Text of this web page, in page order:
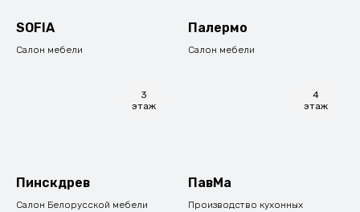
SOFIA
Салон мебели
Палермо
Салон мебели
3
этаж
Пинскдрев
Салон Белорусской мебели
4
этаж
ПавМа
Производство кухонных